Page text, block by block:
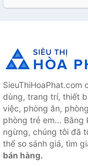
dùng, trang trí, thiết
việc, phòng ăn,
phòng trẻ em... Bằng
ngừng, chúng tôi đã
thể so sánh giá, tìm
bán hàng.